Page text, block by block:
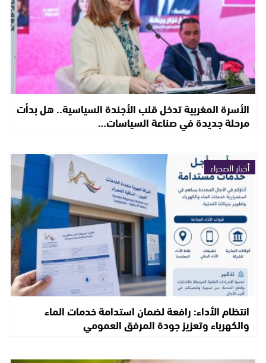
الأسرة المغربية تدخل قلب الأجندة السياسية.. هل بدأت
مرحلة جديدة في صناعة السياسات…
أخبار الصحراء
انتظام الأداء: رافعة لضمان استدامة خدمات الماء
والكهرباء وتعزيز جودة المرفق العمومي